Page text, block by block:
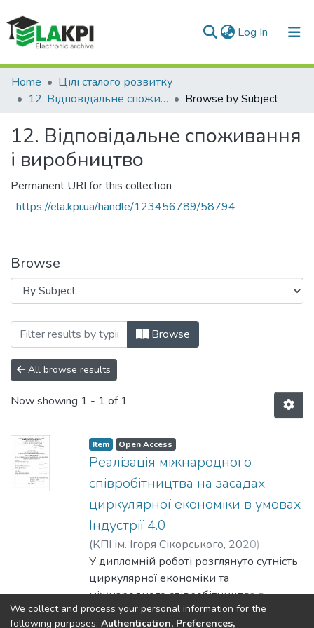
Log In (current)
Communities & Collections
All of DSpace
Home
Цілі сталого розвитку
12. Відповідальне споживання і виробництво
Browse by Subject
12. Відповідальне споживання
і виробництво
Permanent URI for this collection
https://ela.kpi.ua/handle/123456789/58794
Browse
Browsing 12. Відповідальне
Browse
All browse results
Now showing 1 - 1 of 1
Item Open Access
Реалізація міжнародного
співробітництва на засадах
циркулярної економіки в умовах
Індустрії 4.0
(КПІ ім. Ігоря Сікорського, 2020)
Хмілевська, Анастасія Олександрівна;
Войтко, Сергій Васильович
У дипломній роботі розглянуто сутність
циркулярної економіки та
міжнародного співробітництва в
умовах Індустрії 4.0. Подано 30
Show more
We collect and process your personal information for the
following purposes: Authentication, Preferences,